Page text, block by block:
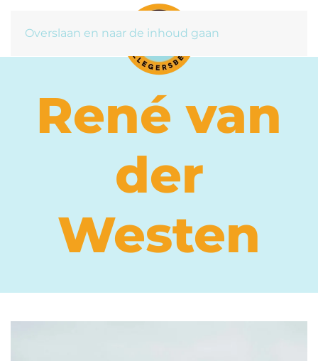
Overslaan en naar de inhoud gaan
René van
der
Westen